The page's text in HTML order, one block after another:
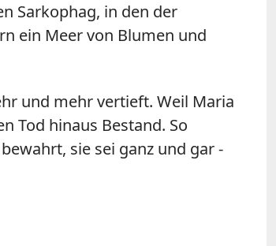
Sarkophag, in den der
ein Meer von Blumen und
und mehr vertieft. Weil Maria
Tod hinaus Bestand. So
sie sei ganz und gar -